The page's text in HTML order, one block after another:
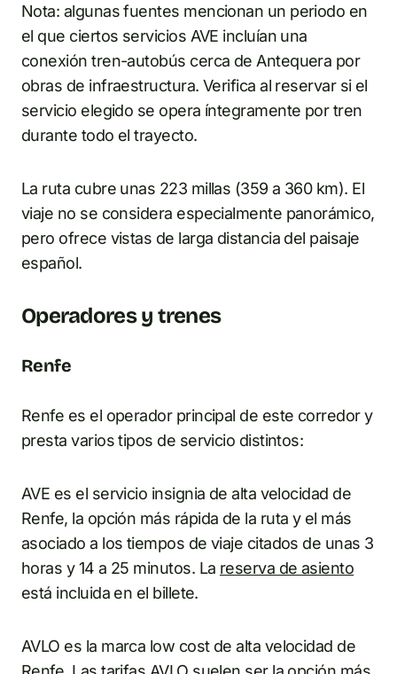
Nota: algunas fuentes mencionan un periodo en
el que ciertos servicios AVE incluían una
conexión tren-autobús cerca de Antequera por
obras de infraestructura. Verifica al reservar si el
servicio elegido se opera íntegramente por tren
durante todo el trayecto.
La ruta cubre unas 223 millas (359 a 360 km). El
viaje no se considera especialmente panorámico,
pero ofrece vistas de larga distancia del paisaje
español.
Operadores y trenes
Renfe
Renfe es el operador principal de este corredor y
presta varios tipos de servicio distintos:
AVE es el servicio insignia de alta velocidad de
Renfe, la opción más rápida de la ruta y el más
asociado a los tiempos de viaje citados de unas 3
horas y 14 a 25 minutos. La reserva de asiento
está incluida en el billete.
AVLO es la marca low cost de alta velocidad de